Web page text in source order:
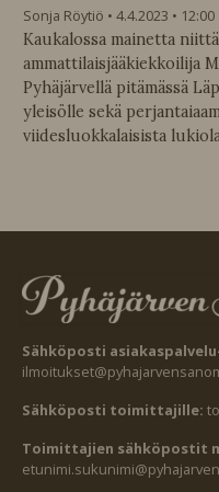
Sonja Röytiö 4.4.2023
12:00
Kaukalossa mainetta
ammattilaisjääkiekkoilija
Pyhäjärvellä pitämässä
yleisölle sekä
viidesluokkalaisista
Sähköposti
Sähköposti toimittajille:
Toimittajien sähköpostit